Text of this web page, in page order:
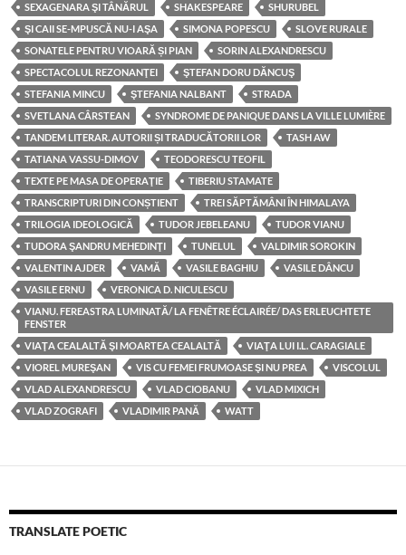
SEXAGENARA ŞI TÂNĂRUL
SHAKESPEARE
SHURUBEL
ŞI CAII SE-MPUSCĂ NU-I AŞA
SIMONA POPESCU
SLOVE RURALE
SONATELE PENTRU VIOARĂ ȘI PIAN
SORIN ALEXANDRESCU
SPECTACOLUL REZONANŢEI
ŞTEFAN DORU DĂNCUŞ
STEFANIA MINCU
ŞTEFANIA NALBANT
STRADA
SVETLANA CÂRSTEAN
SYNDROME DE PANIQUE DANS LA VILLE LUMIÈRE
TANDEM LITERAR. AUTORII ȘI TRADUCĂTORII LOR
TASH AW
TATIANA VASSU-DIMOV
TEODORESCU TEOFIL
TEXTE PE MASA DE OPERAŢIE
TIBERIU STAMATE
TRANSCRIPTURI DIN CONȘTIENT
TREI SĂPTĂMÂNI ÎN HIMALAYA
TRILOGIA IDEOLOGICĂ
TUDOR JEBELEANU
TUDOR VIANU
TUDORA ŞANDRU MEHEDINŢI
TUNELUL
VALDIMIR SOROKIN
VALENTIN AJDER
VAMĂ VASILE BAGHIU
VASILE DÂNCU
VASILE ERNU
VERONICA D. NICULESCU
VIANU. FEREASTRA LUMINATĂ/ LA FENÊTRE ÉCLAIRÉE/ DAS ERLEUCHTETE
FENSTER
VIAŢA CEALALTĂ ŞI MOARTEA CEALALTĂ
VIAŢA LUI I.L. CARAGIALE
VIOREL MUREŞAN
VIS CU FEMEI FRUMOASE ŞI NU PREA
VISCOLUL
VLAD ALEXANDRESCU
VLAD CIOBANU
VLAD MIXICH
VLAD ZOGRAFI
VLADIMIR PANĂ WATT
TRANSLATE POETIC